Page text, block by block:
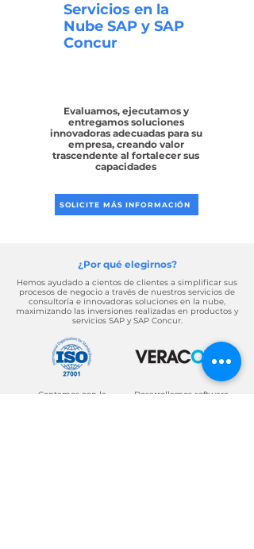
Servicios en la
Nube SAP y SAP
Concur
Evaluamos, ejecutamos y
entregamos soluciones
innovadoras adecuadas para su
empresa, creando valor
trascendente al fortalecer sus
capacidades
SOLICITE MÁS INFORMACIÓN
¿Por qué elegirnos?
Hemos ayudado a cientos de clientes a simplificar sus
procesos de negocio a través de nuestros servicios de
consultoría e innovadoras soluciones en la nube,
maximizando las inversiones realizadas en productos y
servicios SAP y SAP Concur.
Contamos con la
Desarrollamos software